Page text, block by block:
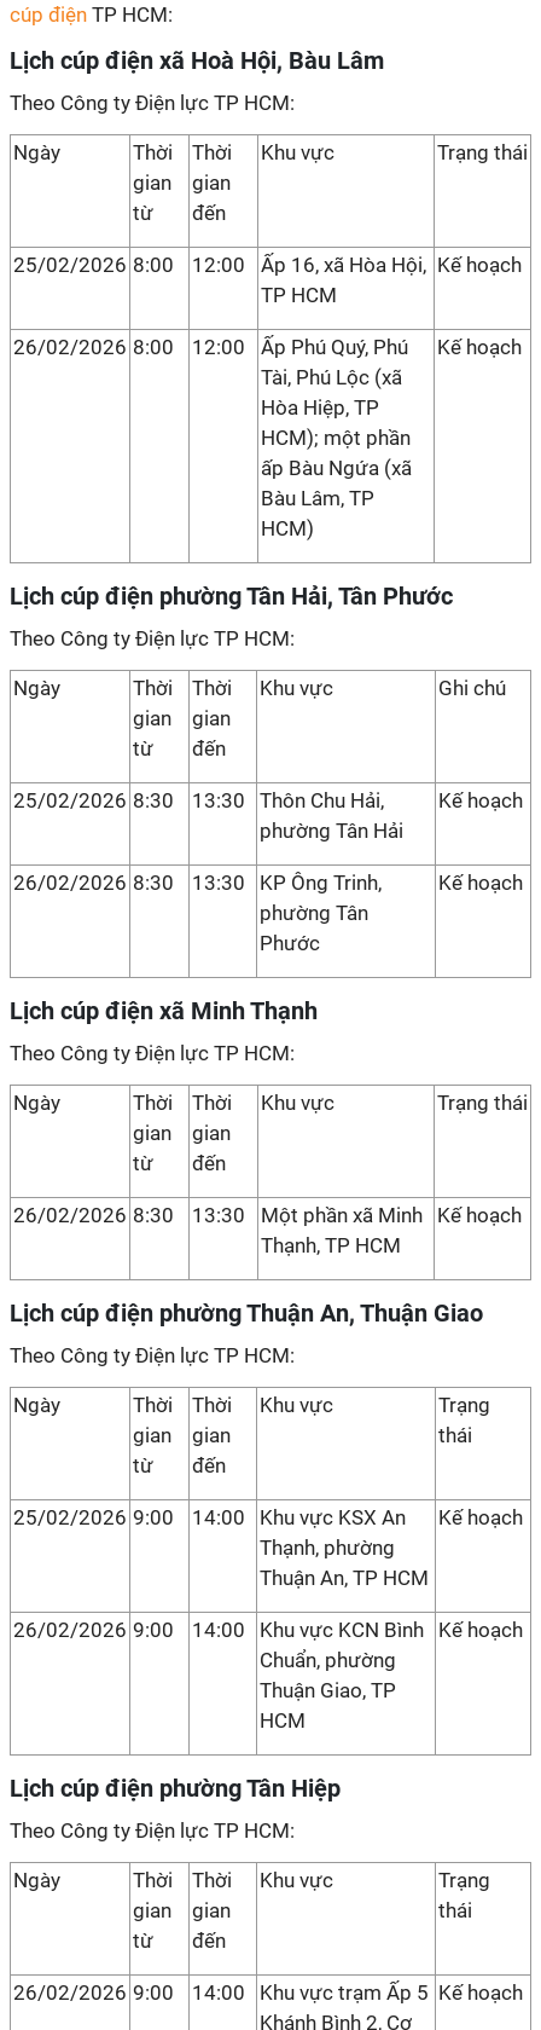
cúp điện TP HCM:
Lịch cúp điện xã Hoà Hội, Bàu Lâm
Theo Công ty Điện lực TP HCM:
Ngày
Thời
gian
từ
Thời
gian
đến
Khu vực Trạng thái
25/02/2026 8:00 12:00
Ấp 16, xã Hòa Hội,
TP HCM
Kế hoạch
26/02/2026 8:00 12:00
Ấp Phú Quý, Phú
Tài, Phú Lộc (xã
Hòa Hiệp, TP
HCM); một phần
ấp Bàu Ngứa (xã
Bàu Lâm, TP
HCM)
Kế hoạch
Lịch cúp điện phường Tân Hải, Tân Phước
Theo Công ty Điện lực TP HCM:
Ngày
Thời
gian
từ
Thời
gian
đến
Khu vực Ghi chú
25/02/2026 8:30 13:30
Thôn Chu Hải,
phường Tân Hải
Kế hoạch
26/02/2026 8:30 13:30
KP Ông Trinh,
phường Tân
Phước
Kế hoạch
Lịch cúp điện xã Minh Thạnh
Theo Công ty Điện lực TP HCM:
Ngày
Thời
gian
từ
Thời
gian
đến
Khu vực Trạng thái
26/02/2026 8:30 13:30
Một phần xã Minh
Thạnh, TP HCM
Kế hoạch
Lịch cúp điện phường Thuận An, Thuận Giao
Theo Công ty Điện lực TP HCM:
Ngày
Thời
gian
từ
Thời
gian
đến
Khu vực
Trạng
thái
25/02/2026 9:00 14:00
Khu vực KSX An
Thạnh, phường
Thuận An, TP HCM
Kế hoạch
26/02/2026 9:00 14:00
Khu vực KCN Bình
Chuẩn, phường
Thuận Giao, TP
HCM
Kế hoạch
Lịch cúp điện phường Tân Hiệp
Theo Công ty Điện lực TP HCM:
Ngày
Thời
gian
từ
Thời
gian
đến
Khu vực
Trạng
thái
26/02/2026 9:00 14:00
Khu vực trạm Ấp 5
Khánh Bình 2, Cơ
Kế hoạch